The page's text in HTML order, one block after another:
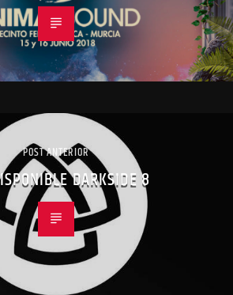
POST ANTERIOR
DARKSIDE 8